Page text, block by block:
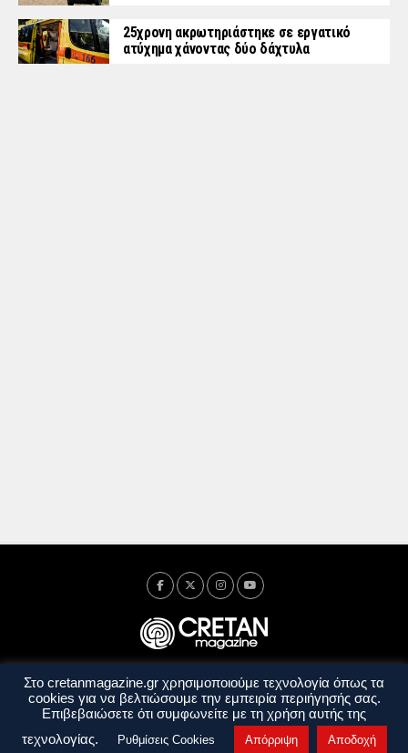
25χρονη ακρωτηριάστηκε σε εργατικό
ατύχημα χάνοντας δύο δάχτυλα
Ταυτότητα Πολιτική Απορρήτου
Όροι Χρήσης
Όροι και Προϋποθέσεις
Στο cretanmagazine.gr χρησιμοποιούμε τεχνολογία όπως τα
cookies για να βελτιώσουμε την εμπειρία περιήγησής σας.
Επιβεβαιώσετε ότι συμφωνείτε με τη χρήση αυτής της
τεχνολογίας.
Ρυθμίσεις Cookies Απόρριψη Αποδοχή